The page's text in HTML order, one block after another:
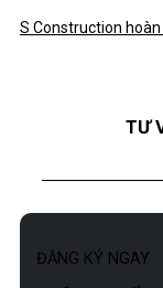
S Construction
TƯ
ĐĂNG KÝ NGAY